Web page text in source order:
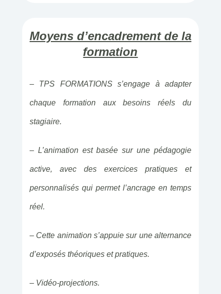
Moyens d’encadrement de la
formation
– TPS FORMATIONS s’engage à adapter
chaque formation aux besoins réels du
stagiaire.
– L’animation est basée sur une pédagogie
active, avec des exercices pratiques et
personnalisés qui permet l’ancrage en temps
réel.
– Cette animation s’appuie sur une alternance
d’exposés théoriques et pratiques.
– Vidéo-projections.